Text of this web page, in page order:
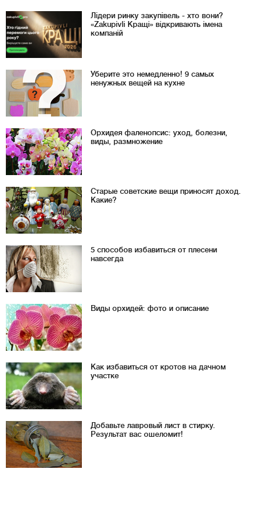
Лідери ринку закупівель - хто вони?
«Zakupivli Кращі» відкривають імена
компаній
Уберите это немедленно! 9 самых
ненужных вещей на кухне
Орхидея фаленопсис: уход, болезни,
виды, размножение
Старые советские вещи приносят доход.
Какие?
5 способов избавиться от плесени
навсегда
Виды орхидей: фото и описание
Как избавиться от кротов на дачном
участке
Добавьте лавровый лист в стирку.
Результат вас ошеломит!